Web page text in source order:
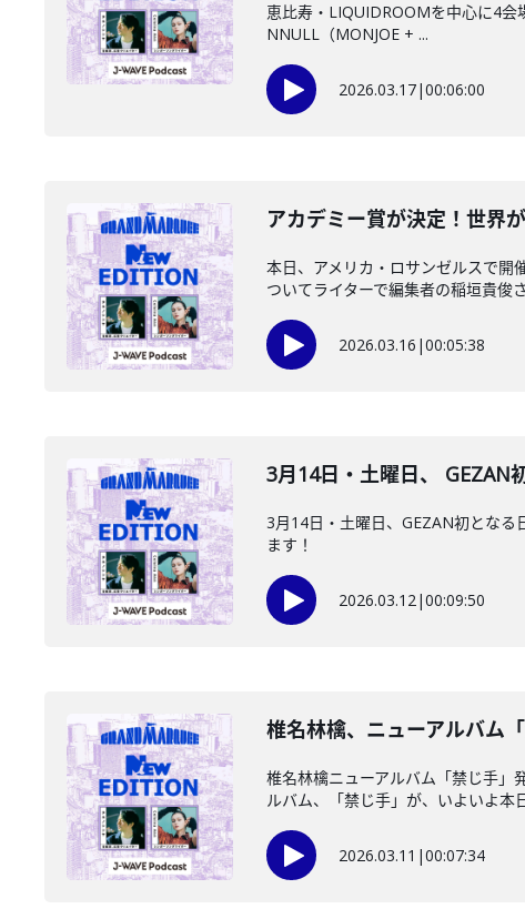
恵比寿・LIQUIDROOMを中心に4会
NNULL（MONJOE + ...
2026.03.17|00:06:00
アカデミー賞が決定！世界
本日、アメリカ・ロサンゼルスで開
ついてライターで編集者の稲垣貴俊
2026.03.16 |00:05:38
3月14日・土曜日、
3月14日・土曜日、GEZAN初とな
ます！
2026.03.12|00:09:50
椎名林檎、ニューアルバム
椎名林檎ニューアルバム「禁じ手」
ルバム、「禁じ手」が、いよいよ本
2026.03.11 |00:07:34